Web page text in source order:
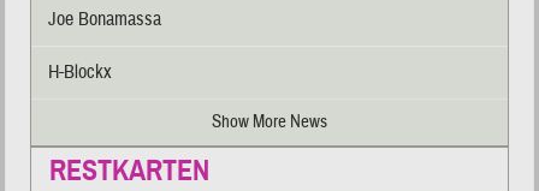
Joe Bonamassa
H-Blockx
Show More News
RESTKARTEN